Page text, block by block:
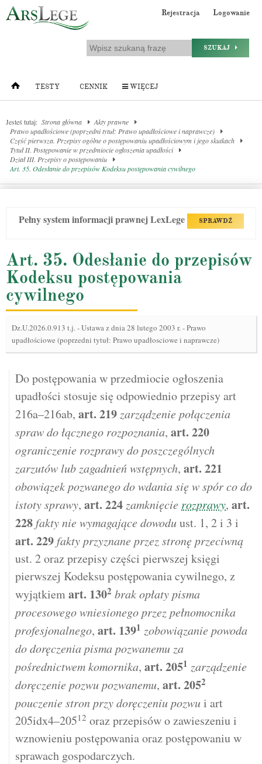
Rejestracja Logowanie
SZUKAJ
TESTY CENNIK WIĘCEJ
Jesteś tutaj: Strona główna
Akty prawne
Prawo upadłościowe (poprzedni tytuł: Prawo upadłościowe i naprawcze)
Część pierwsza. Przepisy ogólne o postępowaniu upadłościowym i jego skutkach
Tytuł II. Postępowanie w przedmiocie ogłoszenia upadłości
Dział III. Przepisy o postępowaniu
Art. 35. Odesłanie do przepisów Kodeksu postępowania cywilnego
Pełny system informacji prawnej LexLege SPRAWDŹ
Art. 35. Odesłanie do przepisów
Kodeksu postępowania
cywilnego
Dz.U.2026.0.913 t.j.-Ustawa z dnia 28 lutego 2003 r. - Prawo
upadłościowe (poprzedni tytuł: Prawo upadłosciowe i naprawcze)
Do postępowania w przedmiocie ogłoszenia
upadłości stosuje się odpowiednio przepisy art
216a–216ab, art. 219 zarządzenie połączenia
spraw do łącznego rozpoznania, art. 220
ograniczenie rozprawy do poszczególnych
zarzutów lub zagadnień wstępnych, art. 221
obowiązek pozwanego do wdania się w spór co do
istoty sprawy, art. 224 zamknięcie rozprawy, art.
228 fakty nie wymagające dowoduust. 1, 2 i 3 i
art. 229 fakty przyznane przez stronę przeciwną
ust. 2 oraz przepisy części pierwszej księgi
pierwszej Kodeksu postępowania cywilnego, z
wyjątkiemart. 1302 brak opłaty pisma
procesowego wniesionego przez pełnomocnika
profesjonalnego, art. 1391 zobowiązanie powoda
do doręczenia pisma pozwanemu za
pośrednictwem komornika, art. 2051 zarządzenie
doręczenie pozwu pozwanemu, art. 2052
pouczenie stron przy doręczeniu pozwui art
205idx4–20512 oraz przepisów o zawieszeniu i
wznowieniu postępowania oraz postępowaniu w
sprawach gospodarczych.